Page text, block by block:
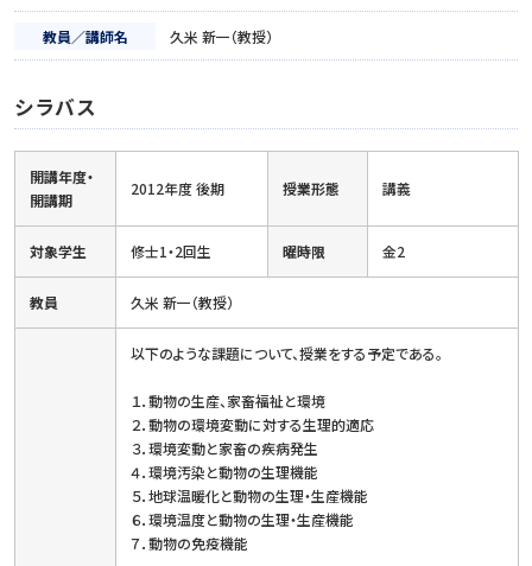
教員／講師名 久米 新一（教授）
シラバス
開講年度・
開講期
2012年度 後期 授業形態 講義
対象学生 修士1・2回生 曜時限 金2
教員 久米 新一（教授）
以下のような課題について、授業をする予定である。
１．動物の生産、家畜福祉と環境
２．動物の環境変動に対する生理的適応
３．環境変動と家畜の疾病発生
４．環境汚染と動物の生理機能
５．地球温暖化と動物の生理・生産機能
６．環境温度と動物の生理・生産機能
７．動物の免疫機能